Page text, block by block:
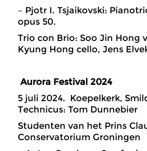
– Pjotr I. Tsjaikovski:
opus 50.
Trio con Brio: Soo Jin Hong
Kyung Hong cello, Jens
Aurora Festival 2024
5 juli 2024. Koepelkerk,
Technicus: Tom Dunnebier
Studenten van het Prins
Conservatorium Groningen